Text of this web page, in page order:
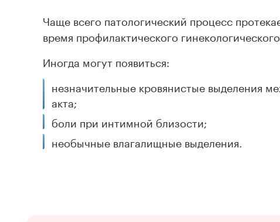
Чаще всего патологический процесс
время профилактического
Иногда могут появиться:
незначительные кровянистые выделения
акта;
боли при интимной близости;
необычные влагалищные выделения.